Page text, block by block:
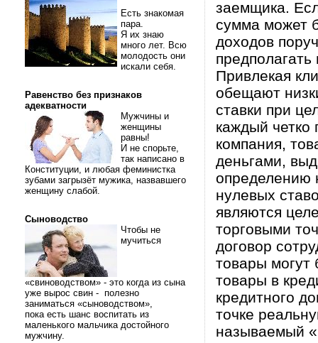
Есть знакомая
пара.
Я их знаю
много лет. Всю
молодость они
искали себя.
Равенство без признаков
адекватности
Мужчины и
женщины
равны!
И не спорьте,
так написано в
Конституции, и любая феминистка
зубами загрызёт мужика, назвавшего
женщину слабой.
Сыноводство
Чтобы не
мучиться
«свиноводством» - это когда из сына
уже вырос свин - полезно
заниматься «сыноводством»,
пока есть шанс воспитать из
маленького мальчика достойного
мужчину.
заемщика.
сумма может
доходов
Привлекая
обещают
ставки при
каждый четко
компания,
деньгами,
определению
нулевых
являются
торговыми
договор
товары могут
товары в
кредитного
точке
называемый